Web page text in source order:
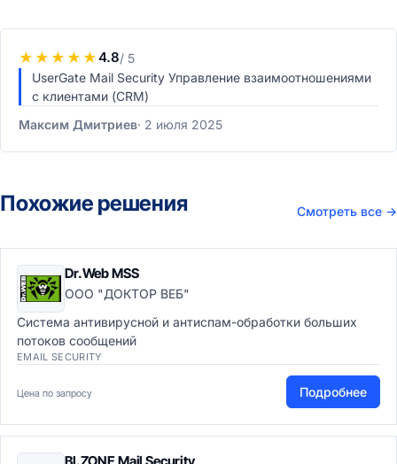
★ ★ ★ ★ ★4.8/ 5
UserGate Mail Security Управление взаимоотношениями
с клиентами (CRM)
Максим Дмитриев 2 июля 2025
Похожие решения Смотреть все →
Dr.Web MSS
ООО "ДОКТОР ВЕБ"
Система антивирусной и антиспам-обработки больших
потоков сообщений
EMAIL SECURITY
Цена по запросу Подробнее